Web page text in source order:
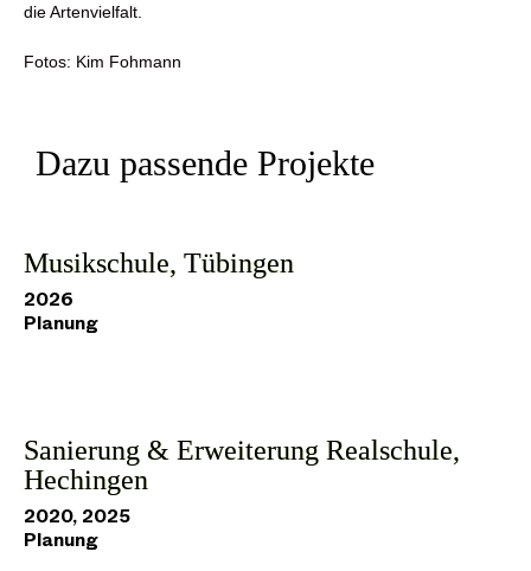
die Artenvielfalt.
Fotos: Kim Fohmann
Dazu passende Projekte
Musikschule, Tübingen
2026
Planung
Sanierung & Erweiterung Realschule,
Hechingen
2020, 2025
Planung